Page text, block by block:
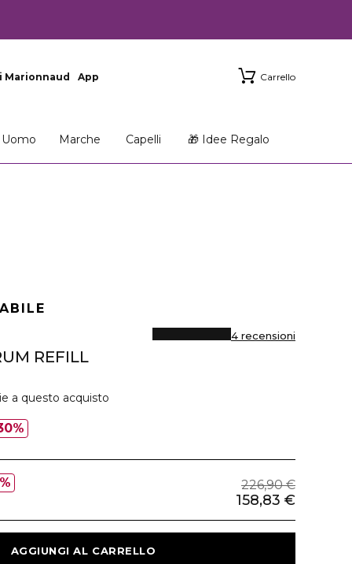
Marionnaud App Carrello
Uomo Marche Capelli 🎁 Idee Regalo
REFILL
4 recensioni
a questo acquisto
226,90 €
158,83 €